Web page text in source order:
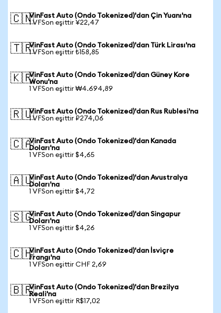
🇨🇳VinFast Auto (Ondo Tokenized)'dan Çin Yuanı'na
1 VFSon eşittir ¥22,47
🇹🇷VinFast Auto (Ondo Tokenized)'dan Türk Lirası'na
1 VFSon eşittir ₺158,85
🇰🇷VinFast Auto (Ondo Tokenized)'dan Güney Kore
Wonu'na
1 VFSon eşittir ₩4.694,89
🇷🇺VinFast Auto (Ondo Tokenized)'dan Rus Rublesi'na
1 VFSon eşittir ₽274,06
🇨🇦VinFast Auto (Ondo Tokenized)'dan Kanada
Doları'na
1 VFSon eşittir $4,65
🇦🇺VinFast Auto (Ondo Tokenized)'dan Avustralya
Doları'na
1 VFSon eşittir $4,72
🇸🇬VinFast Auto (Ondo Tokenized)'dan Singapur
Doları'na
1 VFSon eşittir $4,26
🇨🇭VinFast Auto (Ondo Tokenized)'dan İsviçre
Frangı'na
1 VFSon eşittir CHF 2,69
🇧🇷VinFast Auto (Ondo Tokenized)'dan Brezilya
Reali'na
1 VFSon eşittir R$17,02